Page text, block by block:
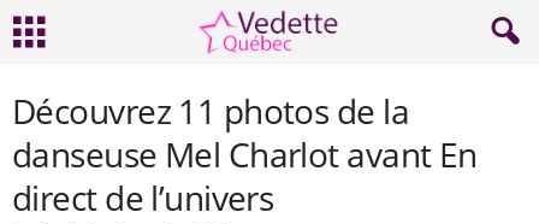
Découvrez 11 photos de la
danseuse Mel Charlot avant En
direct de l’univers